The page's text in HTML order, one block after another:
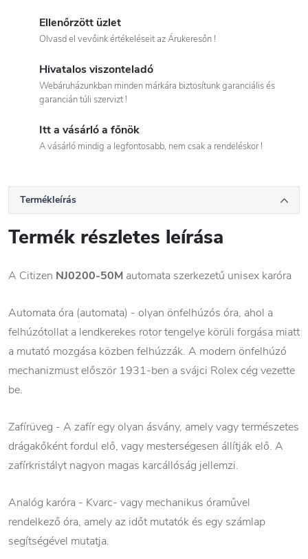
Ellenőrzött üzlet
Olvasd el vevőink értékeléseit az Árukeresőn !
Hivatalos viszonteladó
Webáruházunkban minden márkára biztosítunk garanciális és
garancián túli szervizt !
Itt a vásárló a főnök
A vásárló mindig a legfontosabb, nem csak a rendeléskor !
Termékleírás
Termék részletes leírása
A Citizen NJ0200-50M automata szerkezetű unisex karóra
Automata óra (automata) - olyan önfelhúzós óra, ahol a
felhúzótollat a lendkerekes rotor tengelye körüli forgása miatt
a mutató mozgása közben felhúzzák. A modern önfelhúzó
mechanizmust először 1931-ben a svájci Rolex cég vezette
be.
Zafírüveg - A zafír egy olyan ásvány, amely vagy természetes
drágakőként fordul elő, vagy mesterségesen állítják elő. A
zafírkristályt nagyon magas karcállóság jellemzi.
Analóg karóra - Kvarc- vagy mechanikus óraművel
rendelkező óra, amely az időt mutatók és egy számlap
segítségével mutatja.